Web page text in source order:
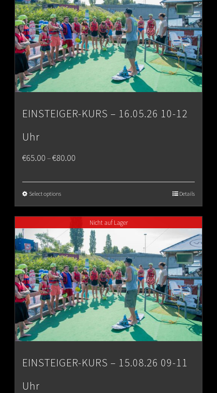
EINSTEIGER-KURS – 16.05.26 10-12
Uhr
€65.00–€80.00
€80.00
Select options Details
Nicht auf Lager
EINSTEIGER-KURS – 15.08.26 09-11
Uhr